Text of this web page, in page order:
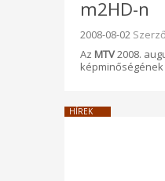
m2HD-n
Beküldve:
2008-08-02
Az MTV2008.
HÍREK